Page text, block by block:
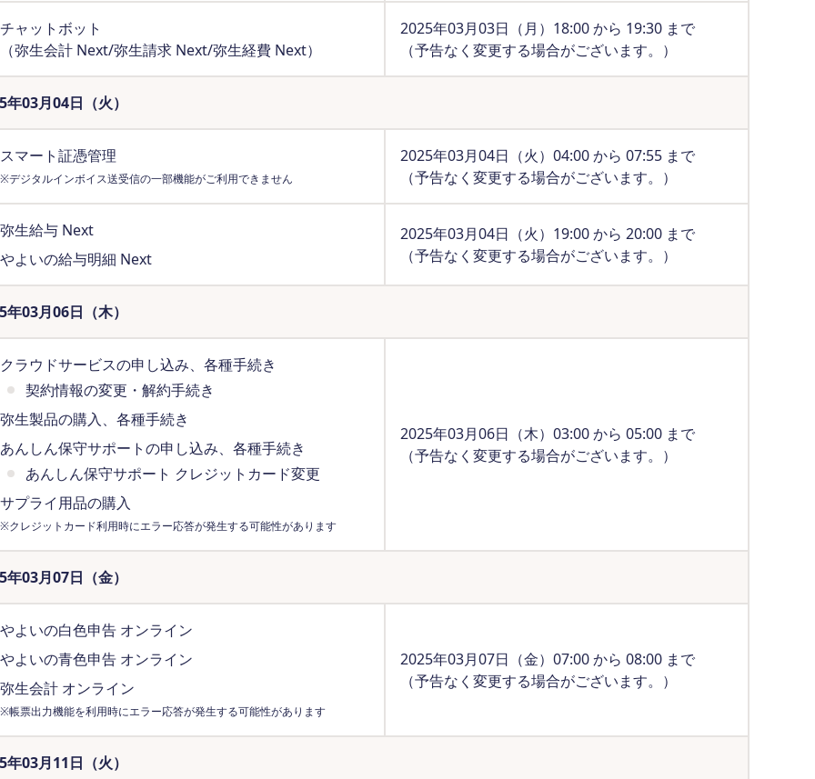
チャットボット
（弥生会計 Next/弥生請求 Next/弥生経費 Next）
2025年03月03日（月）18:00 から 19:30 まで
（予告なく変更する場合がございます。）
年03月04日（火）
スマート証憑管理
※デジタルインボイス送受信の一部機能がご利用できません
2025年03月04日（火）04:00 から 07:55 まで
（予告なく変更する場合がございます。）
弥生給与 Next
やよいの給与明細 Next
2025年03月04日（火）19:00 から 20:00 まで
（予告なく変更する場合がございます。）
年03月06日（木）
クラウドサービスの申し込み、各種手続き
契約情報の変更・解約手続き
弥生製品の購入、各種手続き
あんしん保守サポートの申し込み、各種手続き
あんしん保守サポート クレジットカード変更
サプライ用品の購入
※クレジットカード利用時にエラー応答が発生する可能性があります
2025年03月06日（木）03:00 から 05:00 まで
（予告なく変更する場合がございます。）
年03月07日（金）
やよいの白色申告 オンライン
やよいの青色申告 オンライン
弥生会計 オンライン
※帳票出力機能を利用時にエラー応答が発生する可能性があります
2025年03月07日（金）07:00 から 08:00 まで
（予告なく変更する場合がございます。）
年03月11日（火）